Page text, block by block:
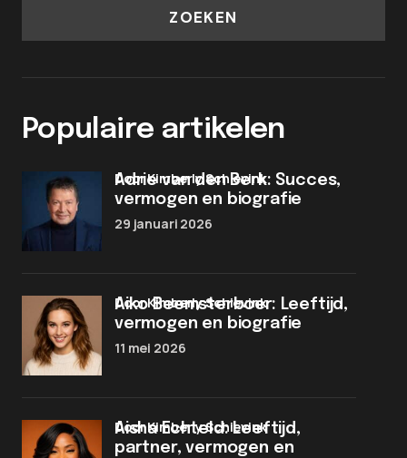
ZOEKEN
Populaire artikelen
Adrie van den Berk: Succes,
vermogen en biografie
door Kimberly Schievink
29 januari 2026
Aiko Beemsterboer: Leeftijd,
vermogen en biografie
door Kimberly Schievink
11 mei 2026
Aisha Echteld: Leeftijd,
partner, vermogen en
door Kimberly Schievink